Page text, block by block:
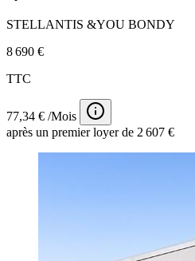
STELLANTIS &YOU BONDY
8 690 €
TTC
77,34 € /Mois
après un premier loyer de 2 607 €